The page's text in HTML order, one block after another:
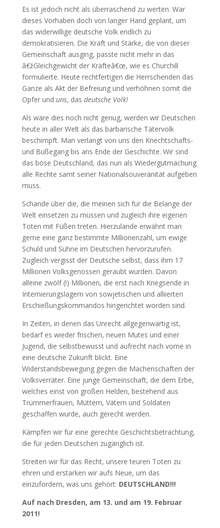
Es ist jedoch nicht als überraschend zu werten. War
dieses Vorhaben doch von langer Hand geplant, um
das widerwillige deutsche Volk endlich zu
demokratisieren. Die Kraft und Stärke, die von dieser
Gemeinschaft ausging, passte nicht mehr in das
â€žGleichgewicht der Kräfteâ€œ, wie es Churchill
formulierte. Heute rechtfertigen die Herrschenden das
Ganze als Akt der Befreiung und verhöhnen somit die
Opfer und uns, das deutsche Volk!
Als wäre dies noch nicht genug, werden wir Deutschen
heute in aller Welt als das barbarische Tätervolk
beschimpft. Man verlangt von uns den Knechtschafts-
und Bußegang bis ans Ende der Geschichte. Wir sind
das böse Deutschland, das nun als Wiedergutmachung
alle Rechte samt seiner Nationalsouveränität aufgeben
muss.
Schande über die, die meinen sich für die Belange der
Welt einsetzen zu müssen und zugleich ihre eigenen
Toten mit Füßen treten. Hierzulande erwähnt man
gerne eine ganz bestimmte Millionenzahl, um ewige
Schuld und Sühne im Deutschen hervorzurufen.
Zugleich vergisst der Deutsche selbst, dass ihm 17
Millionen Volksgenossen geraubt wurden. Davon
alleine zwölf (!) Millionen, die erst nach Kriegsende in
Internierungslagern von sowjetischen und alliierten
Erschießungskommandos hingerichtet worden sind.
In Zeiten, in denen das Unrecht allgegenwärtig ist,
bedarf es wieder frischen, neuen Mutes und einer
Jugend, die selbstbewusst und aufrecht nach vorne in
eine deutsche Zukunft blickt. Eine
Widerstandsbewegung gegen die Machenschaften der
Volksverräter. Eine junge Gemeinschaft, die dem Erbe,
welches einst von großen Helden, bestehend aus
Trümmerfrauen, Müttern, Vätern und Soldaten
geschaffen wurde, auch gerecht werden.
Kämpfen wir für eine gerechte Geschichtsbetrachtung,
die für jeden Deutschen zugänglich ist.
Streiten wir für das Recht, unsere teuren Toten zu
ehren und erstarken wir aufs Neue, um das
einzufordern, was uns gehört: DEUTSCHLAND!!!
Auf nach Dresden, am 13. und am 19. Februar
2011!